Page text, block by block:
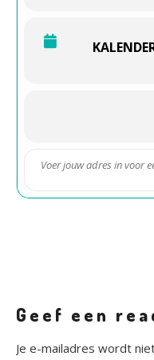
-Niet revven/
Geef een
Je e-mailadres wordt